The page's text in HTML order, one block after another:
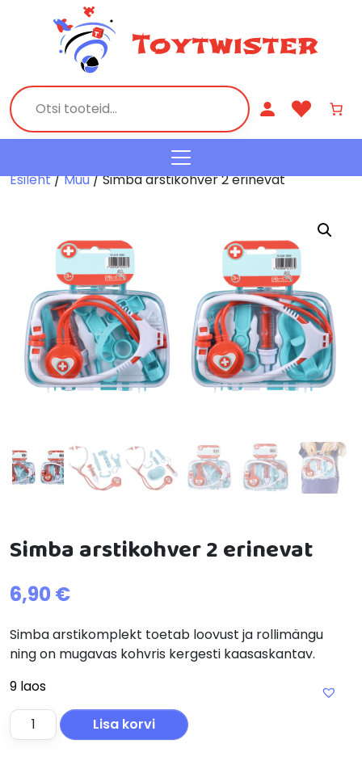
Esileht/Muu/ Simba arstikohver 2 erinevat
Simba arstikohver 2 erinevat
6,90 €
Simba arstikomplekt toetab loovust ja rollimängu
ning on mugavas kohvris kergesti kaasaskantav.
9 laos
Simba arstikohver 2 erinevat kogus
Lisa korvi